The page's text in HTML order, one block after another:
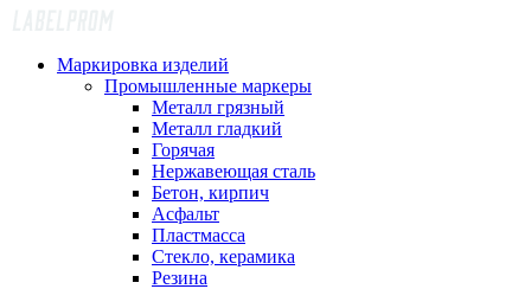
Маркировка изделий
Промышленные маркеры
Металл грязный
Металл гладкий
Горячая
Нержавеющая сталь
Бетон, кирпич
Асфальт
Пластмасса
Стекло, керамика
Резина